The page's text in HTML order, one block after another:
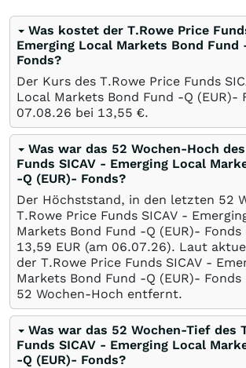
Was kostet der T.Rowe Price
Emerging Local Markets Bond Fund
Fonds?
Der Kurs des T.Rowe Price Funds
Local Markets Bond Fund -Q (EUR)-
07.08.26 bei 13,55 €.
Was war das 52 Wochen-Hoch
Funds SICAV - Emerging Local
-Q (EUR)- Fonds?
Der Höchststand, in den letzten 52
T.Rowe Price Funds SICAV -
Markets Bond Fund -Q (EUR)- Fonds
13,59 EUR (am 06.07.26). Laut
der T.Rowe Price Funds SICAV -
Markets Bond Fund -Q (EUR)-
52 Wochen-Hoch entfernt.
Was war das 52 Wochen-Tief des
Funds SICAV - Emerging Local
-Q (EUR)- Fonds?